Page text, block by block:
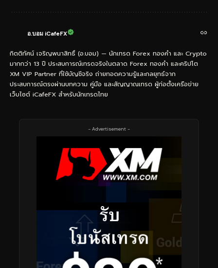
อ.บอม iCafeFX
กิตติทัศน์ เจริญพนาสิทธิ์ (อ.บอม) — นักเทรด Forex ทองคำ และ Crypto
มากกว่า 13 ปี ประสบการณ์เทรดจริงในตลาด Forex ทองคำ และคริปโต
XM VIP Partner ที่ใช้บัญชีจริง ถ่ายทอดความรู้และกลยุทธ์จาก
ประสบการณ์ตรงผ่านบทความ คู่มือ และสัญญาณเทรด ผู้ก่อตั้งเครือข่าย
เว็บไซต์ iCafeFX สำหรับนักเทรดไทย
- Advertisement -